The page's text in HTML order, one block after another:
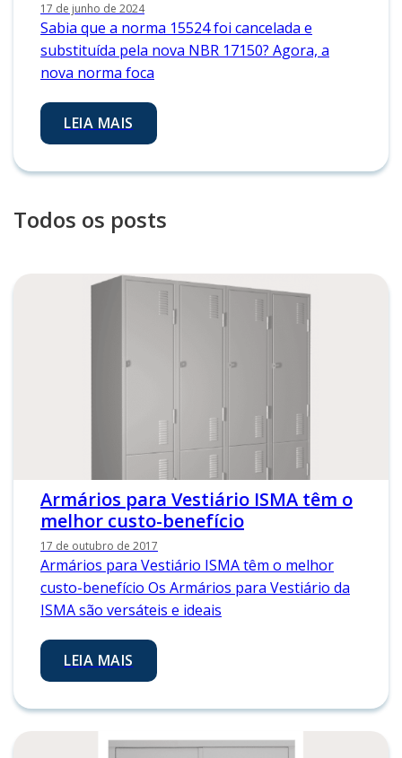
17 de junho de 2024
Sabia que a norma 15524 foi cancelada e
substituída pela nova NBR 17150? Agora, a
nova norma foca
LEIA MAIS
Todos os posts
Armários para Vestiário ISMA têm o
melhor custo-benefício
17 de outubro de 2017
Armários para Vestiário ISMA têm o melhor
custo-benefício Os Armários para Vestiário da
ISMA são versáteis e ideais
LEIA MAIS